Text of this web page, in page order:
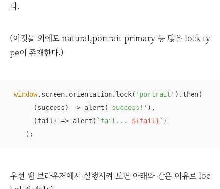
다.
(이것들 외에도 natural,portrait-primary 등 많은 lock ty
pe이 존재한다.)
window.screen.orientation.lock( 'portrait' ).then(
(success) => alert( 'success!' ),
(fail ) => alert( `fail... ${fail} ` )
    );
우선 웹 브라우저에서 실행시켜 보면 아래와 같은 이유로 loc